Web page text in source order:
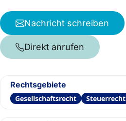
Nachricht schreiben
Direkt anrufen
Rechtsgebiete
Gesellschaftsrecht Steuerrecht